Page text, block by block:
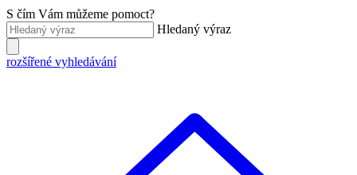
S čím Vám můžeme pomoct?
Hledaný výraz
rozšířené vyhledávání